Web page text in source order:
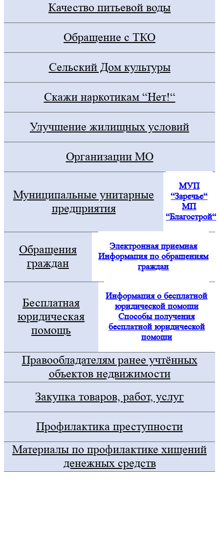
Качество питьевой воды
Обращение с ТКО
Сельский Дом культуры
Скажи наркотикам “Нет!“
Улучшение жилищных условий
Организации МО
Муниципальные унитарные
предприятия
МУП
“Заречье“
МП
“Благострой“
Обращения
граждан
Электронная приемная
Информация по обращениям
граждан
Бесплатная
юридическая
помощь
Информация о бесплатной
юридической помощи
Способы получения
бесплатной юридической
помощи
Правообладателям ранее учтённых
объектов недвижимости
Закупка товаров, работ, услуг
Профилактика преступности
Материалы по профилактике хищений
денежных средств